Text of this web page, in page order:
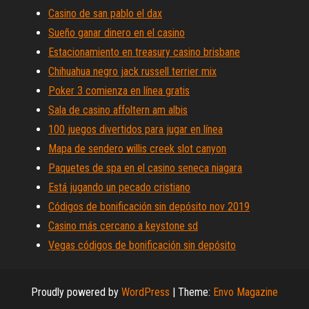
Casino de san pablo el dax
Sueño ganar dinero en el casino
Estacionamiento en treasury casino brisbane
Chihuahua negro jack russell terrier mix
Poker 3 comienza en línea gratis
Sala de casino affoltern am albis
100 juegos divertidos para jugar en línea
Mapa de sendero willis creek slot canyon
Paquetes de spa en el casino seneca niagara
Está jugando un pecado cristiano
Códigos de bonificación sin depósito nov 2019
Casino más cercano a keystone sd
Vegas códigos de bonificación sin depósito
Proudly powered by WordPress | Theme: Envo Magazine